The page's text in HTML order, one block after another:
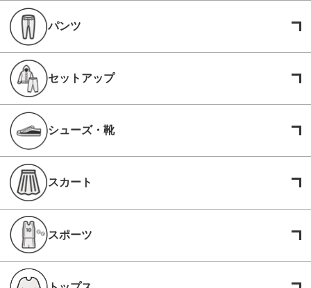
パンツ
セットアップ
シューズ・靴
スカート
スポーツ